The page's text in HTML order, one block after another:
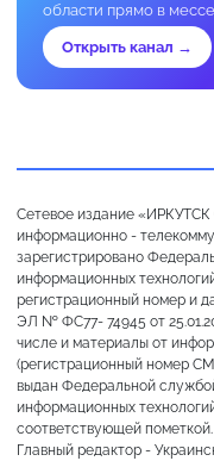
области прямо в
Открыть канал →
Сетевое издание
информационно -
зарегистрировано
информационных
регистрационный номер и
ЭЛ № ФС77- 74945 от
числе и материалы от
(регистрационный номер
выдан Федеральной
информационных
соответствующей
Главный редактор -